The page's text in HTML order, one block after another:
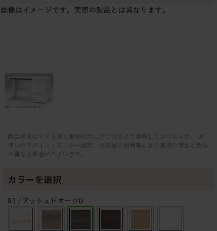
商品写真はできる限り実物の色に近づけるよう徹底しておりますが、 お
使いのデバイス・モニター設定、お部屋の照明等により実際の商品と色味
が異なる場合がございます。
カラーを選択
81 / アッシュドオークD